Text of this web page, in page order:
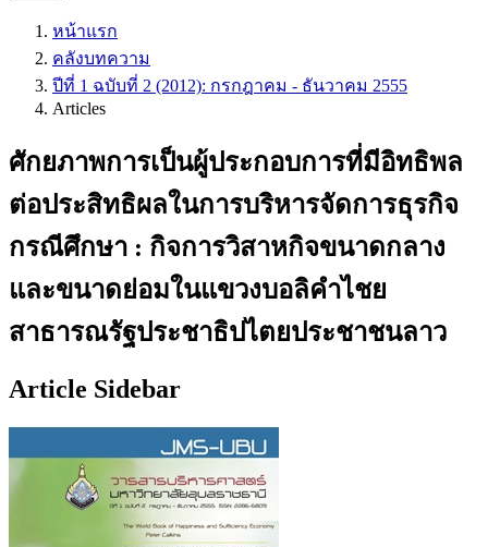
หน้าแรก
คลังบทความ
ปีที่ 1 ฉบับที่ 2 (2012): กรกฎาคม - ธันวาคม 2555
Articles
ศักยภาพการเป็นผู้ประกอบการที่มีอิทธิพล
ต่อประสิทธิผลในการบริหารจัดการธุรกิจ
กรณีศึกษา : กิจการวิสาหกิจขนาดกลาง
และขนาดย่อมในแขวงบอลิคำไชย
สาธารณรัฐประชาธิปไตยประชาชนลาว
Article Sidebar